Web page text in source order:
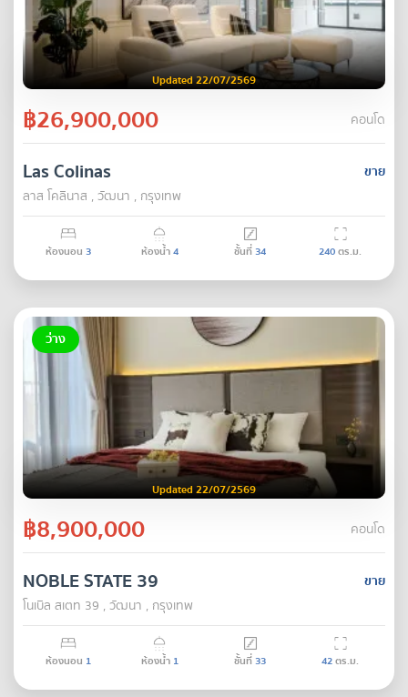
Updated 22/07/2569
฿26,900,000 คอนโด
ขาย
Las Colinas
ลาส โคลินาส , วัฒนา , กรุงเทพ
ห้องนอน 3 ห้องน้ำ4 ชั้นที่34 240ตร.ม.
ว่าง
Updated 22/07/2569
฿8,900,000 คอนโด
ขาย
NOBLE STATE 39
โนเบิล สเตท 39 , วัฒนา , กรุงเทพ
ห้องนอน 1 ห้องน้ำ 1 ชั้นที่33 42ตร.ม.